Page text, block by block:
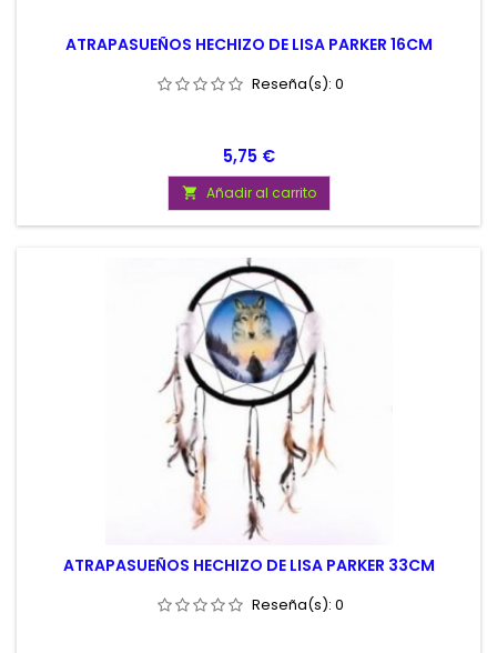
ATRAPASUEÑOS HECHIZO DE LISA PARKER 16CM
Reseña(s): 0
Precio
5,75 €
 Añadir al carrito
ATRAPASUEÑOS HECHIZO DE LISA PARKER 33CM
Reseña(s): 0